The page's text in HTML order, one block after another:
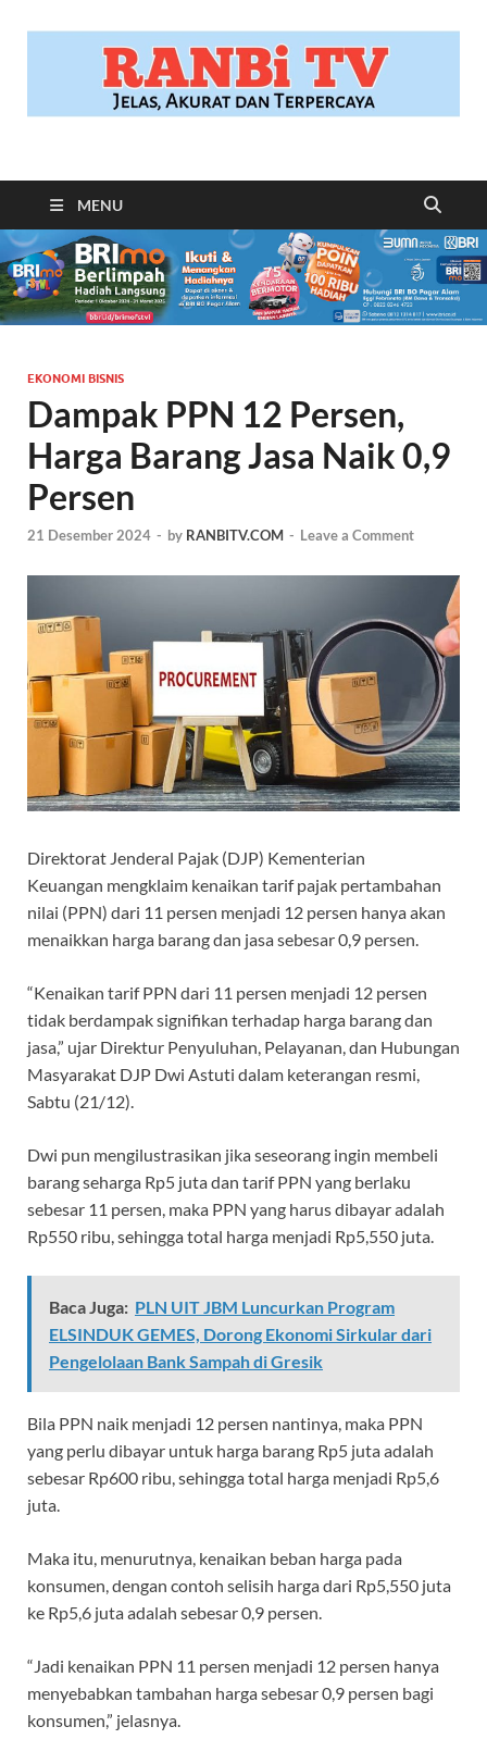
RANBITV.COM
MENU
EKONOMI BISNIS
Dampak PPN 12 Persen,
Harga Barang Jasa Naik 0,9
Persen
21 Desember 2024 - by RANBITV.COM - Leave a Comment
Direktorat Jenderal Pajak (DJP) Kementerian
Keuangan mengklaim kenaikan tarif pajak pertambahan
nilai (PPN) dari 11 persen menjadi 12 persen hanya akan
menaikkan harga barang dan jasa sebesar 0,9 persen.
“Kenaikan tarif PPN dari 11 persen menjadi 12 persen
tidak berdampak signifikan terhadap harga barang dan
jasa,” ujar Direktur Penyuluhan, Pelayanan, dan Hubungan
Masyarakat DJP Dwi Astuti dalam keterangan resmi,
Sabtu (21/12).
Dwi pun mengilustrasikan jika seseorang ingin membeli
barang seharga Rp5 juta dan tarif PPN yang berlaku
sebesar 11 persen, maka PPN yang harus dibayar adalah
Rp550 ribu, sehingga total harga menjadi Rp5,550 juta.
Baca Juga: PLN UIT JBM Luncurkan Program
ELSINDUK GEMES, Dorong Ekonomi Sirkular dari
Pengelolaan Bank Sampah di Gresik
Bila PPN naik menjadi 12 persen nantinya, maka PPN
yang perlu dibayar untuk harga barang Rp5 juta adalah
sebesar Rp600 ribu, sehingga total harga menjadi Rp5,6
juta.
Maka itu, menurutnya, kenaikan beban harga pada
konsumen, dengan contoh selisih harga dari Rp5,550 juta
ke Rp5,6 juta adalah sebesar 0,9 persen.
“Jadi kenaikan PPN 11 persen menjadi 12 persen hanya
menyebabkan tambahan harga sebesar 0,9 persen bagi
konsumen,” jelasnya.